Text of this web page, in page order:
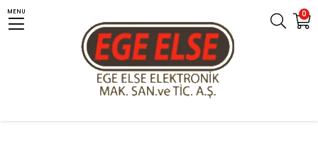
0
MENU
Kategoriler Makaronlar Renkli Makaronlar
Woer 60mm Sarı-Yeşil Isı İle Daralan Makaron 50 Metre